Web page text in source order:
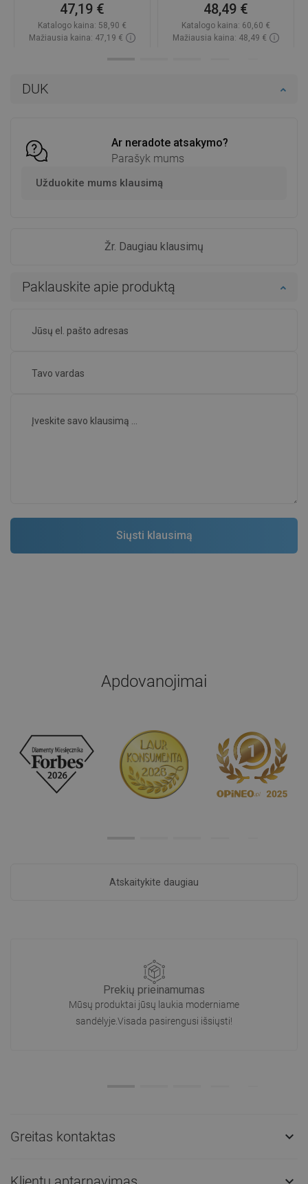
DUK
Ar neradote atsakymo?
Parašyk mums
Užduokite mums klausimą
Žr. Daugiau klausimų
Paklauskite apie produktą
47,19 €
Katalogo kaina: 58,90 €
Mažiausia kaina: 47,19 €
48,49 €
Katalogo kaina: 60,60 €
Mažiausia kaina: 48,49 €
Apdovanojimai
Atskaitykite daugiau
Prekių prieinamumas
Mūsų produktai jūsų laukia moderniame
sandėlyje.Visada pasirengusi išsiųsti!
Greitas kontaktas 